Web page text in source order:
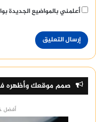
أعلمني بالمواضيع الجديدة
صمم موقعك وأظهره
أفضل